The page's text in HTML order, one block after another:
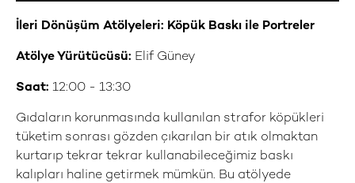
İleri Dönüşüm Atölyeleri: Köpük Baskı ile Portreler
Atölye Yürütücüsü: Elif Güney
Saat: 12:00 - 13:30
Gıdaların korunmasında kullanılan strafor köpükleri
tüketim sonrası gözden çıkarılan bir atık olmaktan
kurtarıp tekrar tekrar kullanabileceğimiz baskı
kalıpları haline getirmek mümkün. Bu atölyede